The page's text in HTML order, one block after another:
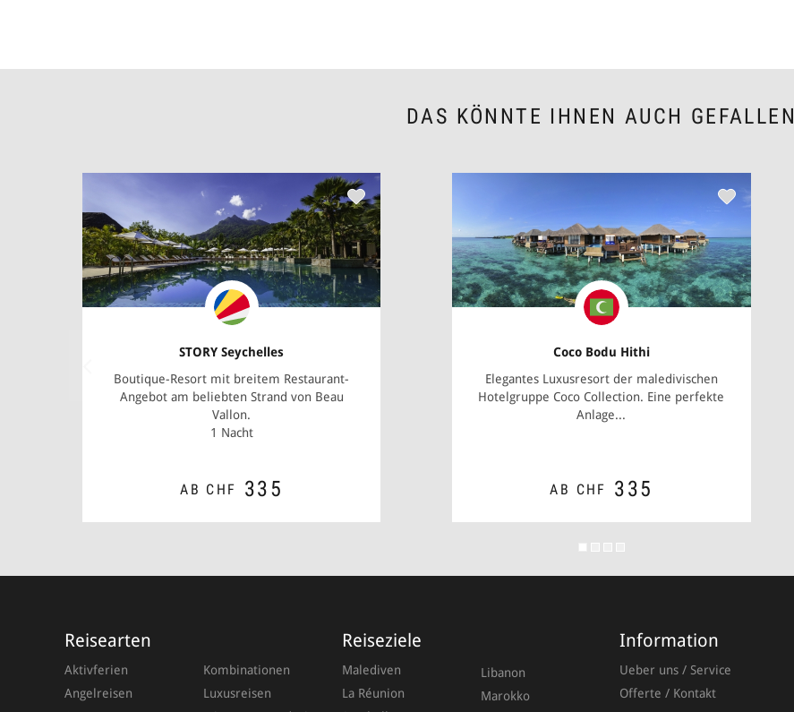
DAS KÖNNTE IHNEN AUCH GEFALLEN
STORY Seychelles
Boutique-Resort mit breitem Restaurant-
Angebot am beliebten Strand von Beau
Vallon.
1 Nacht
AB CHF 335
Coco Bodu Hithi
Elegantes Luxusresort der maledivischen
Hotelgruppe Coco Collection. Eine perfekte
Anlage...
AB CHF 335
ZUM ANGEBOT
Reisearten
Aktivferien
Angelreisen
Kombinationen
Luxusreisen
Reiseziele
Malediven
La Réunion
Libanon
Marokko
Information
Ueber uns / Service
Offerte / Kontakt